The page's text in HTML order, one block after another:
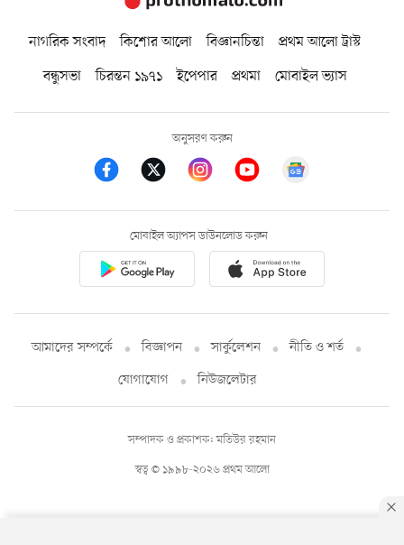
নাগরিক সংবাদ কিশোর আলো বিজ্ঞানচিন্তা
প্রথম আলো ট্রাস্ট
বন্ধুসভা
চিরন্তন ১৯৭১ ইপেপার প্রথমা মোবাইল ভ্যাস
অনুসরণ করুন
মোবাইল অ্যাপস ডাউনলোড করুন
আমাদের সম্পর্কে বিজ্ঞাপন সার্কুলেশন
নীতি ও শর্ত
যোগাযোগ
নিউজলেটার
স্বত্ব © ১৯৯৮-২০২৬ প্রথম আলো
সম্পাদক ও প্রকাশক: মতিউর রহমান